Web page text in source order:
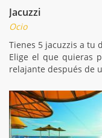
Jacuzzi
Ocio
Tienes 5 jacuzzis a tu
Elige el que quieras
relajante después de